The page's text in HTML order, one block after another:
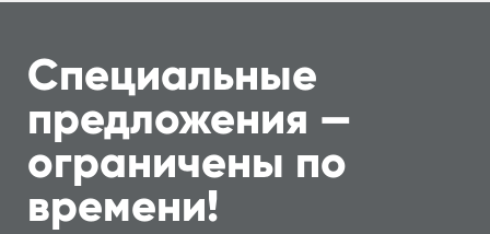
Специальные
предложения —
ограничены по
времени!